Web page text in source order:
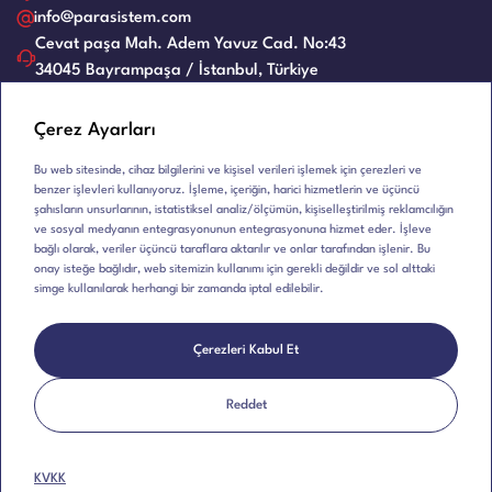
Evrak Kağıt İmha Makineleri
Laminasyon Makineleri
Ciltleme Makineleri
Eski Ürünler
İnsan Kaynakları
Blog
Servis Talep Formu
Bayilik
İş Başvuru Formu
info@parasistem.com
Cevat paşa Mah. Adem Yavuz Cad. No:43
34045 Bayrampaşa / İstanbul, Türkiye
E-Bülten
Telif Hakkı © 2026 Karadeniz Dış Ticaret | HTM ve MÜHLEN
Ofis Makineleri, Tüm Hakları Saklıdır.
Çerez PolitikasıKVKK
Çerez Ayarları
Bu web sitesinde, cihaz bilgilerini ve kişisel verileri işlemek için çerezleri ve
benzer işlevleri kullanıyoruz. İşleme, içeriğin, harici hizmetlerin ve üçüncü
şahısların unsurlarının, istatistiksel analiz/ölçümün, kişiselleştirilmiş reklamcılığın
ve sosyal medyanın entegrasyonunun entegrasyonuna hizmet eder. İşleve
bağlı olarak, veriler üçüncü taraflara aktarılır ve onlar tarafından işlenir. Bu
onay isteğe bağlıdır, web sitemizin kullanımı için gerekli değildir ve sol alttaki
simge kullanılarak herhangi bir zamanda iptal edilebilir.
Çerezleri Kabul Et
Reddet
KVKK